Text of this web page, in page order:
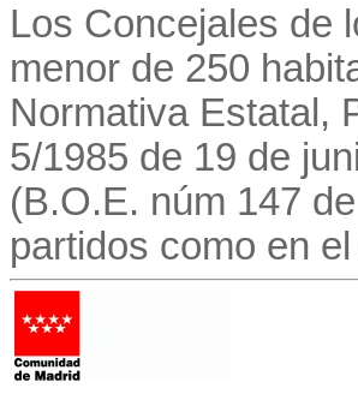
Los Concejales de
menor de 250
Normativa Estatal,
5/1985 de 19 de
(B.O.E. núm 147
partidos como en